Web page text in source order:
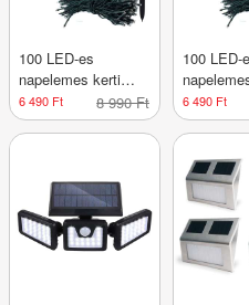
100 LED-es
napelemes kerti
fényfüzér-20
méteres-hideg fehér
6 490 Ft 8 990 Ft
100 LED-
méteres-
6 490 Ft